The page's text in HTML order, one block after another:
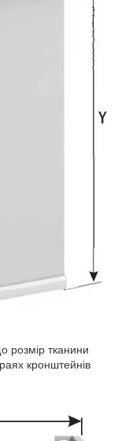
розмір тканини
кронштейнів